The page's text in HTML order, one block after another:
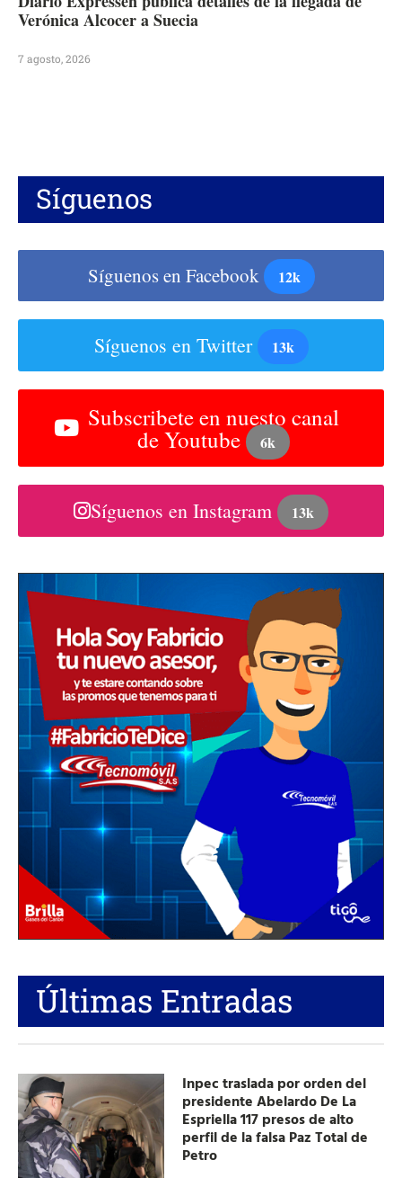
Verónica Alcocer a Suecia
7 agosto, 2026
Síguenos
Síguenos en Facebook 12k
Síguenos en Twitter 13k
Subscribete en nuesto canal
de Youtube 6k
Síguenos en Instagram 13k
Últimas Entradas
Inpec traslada por orden del
presidente Abelardo De La
Espriella 117 presos de alto
perfil de la falsa Paz Total de
Petro